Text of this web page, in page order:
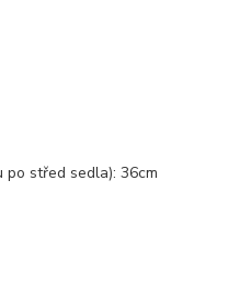
střed sedla): 36cm